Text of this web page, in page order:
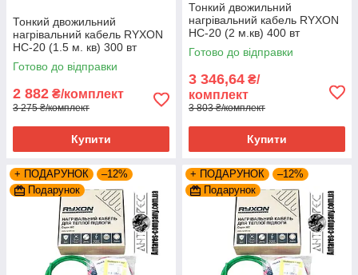
Тонкий двожильний
нагрівальний кабель RYXON
HC-20 (1.5 м. кв) 300 вт
Готово до відправки
2 882 ₴/комплект
3 275 ₴/комплект
Купити
Тонкий двожильний
нагрівальний кабель RYXON
HC-20 (2 м.кв) 400 вт
Готово до відправки
3 346,64 ₴/
комплект
3 803 ₴/комплект
Купити
+ ПОДАРУНОК
–12%
Подарунок
+ ПОДАРУНОК
–12%
Подарунок